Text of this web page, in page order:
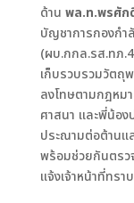
ด้าน พล.ท.พรศัก
บัญชาการกองกำ
(ผบ.กกล.รส.ทภ
เก็บรวบรวมวัตถุ
ลงโทษตามกฎหม
ศาสนา และพี่น้อ
ประณามต่อต้านแ
พร้อมช่วยกันตร
แจ้งเจ้าหน้าที่ทร